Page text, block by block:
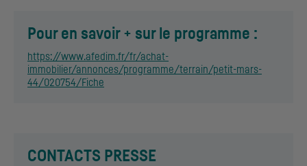
Pour en savoir + sur le programme :
https://www.afedim.fr/fr/achat-
immobilier/annonces/programme/terrain/petit-mars-
44/020754/Fiche
CONTACTS PRESSE